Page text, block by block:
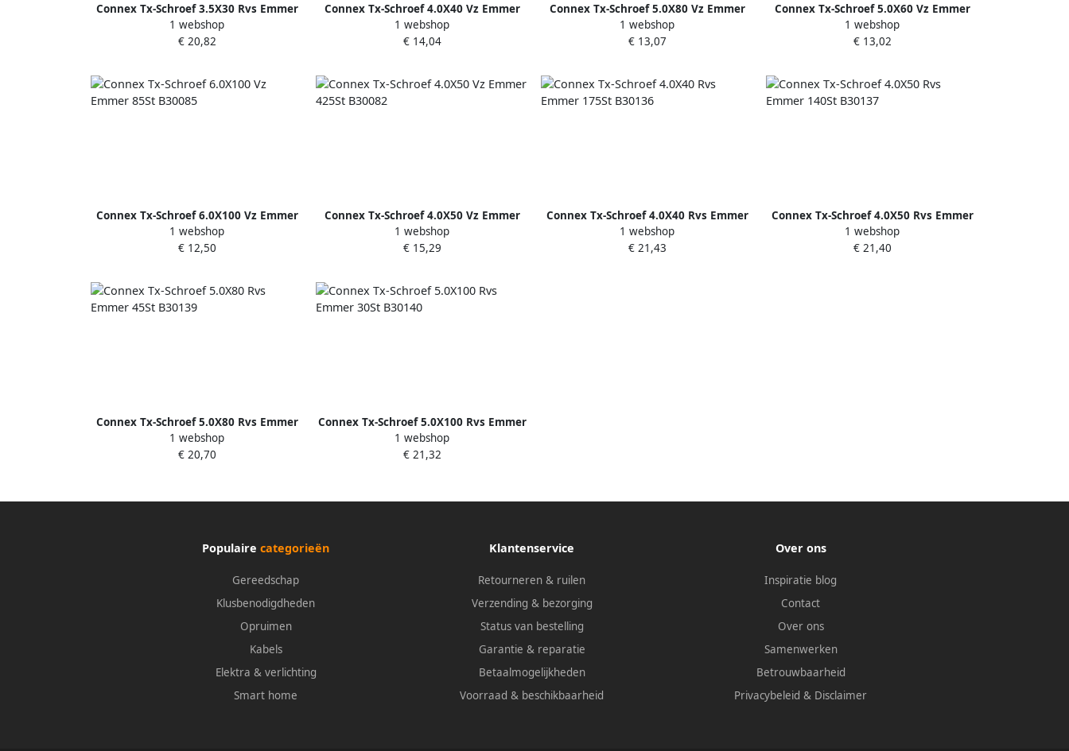
Connex Tx-Schroef 3.5X30 Rvs Emmer
200St B30135
1 webshop
€ 20,82
Connex Tx-Schroef 4.0X40 Vz Emmer
500St B30081
1 webshop
€ 14,04
Connex Tx-Schroef 5.0X80 Vz Emmer
175St B30084
1 webshop
€ 13,07
Connex Tx-Schroef 5.0X60 Vz Emmer
240St B30083
1 webshop
€ 13,02
Connex Tx-Schroef 6.0X100 Vz Emmer
85St B30085
1 webshop
€ 12,50
Connex Tx-Schroef 4.0X50 Vz Emmer
425St B30082
1 webshop
€ 15,29
Connex Tx-Schroef 4.0X40 Rvs Emmer
175St B30136
1 webshop
€ 21,43
Connex Tx-Schroef 4.0X50 Rvs Emmer
140St B30137
1 webshop
€ 21,40
Connex Tx-Schroef 5.0X80 Rvs Emmer
45St B30139
1 webshop
€ 20,70
Connex Tx-Schroef 5.0X100 Rvs Emmer
30St B30140
1 webshop
€ 21,32
Populaire categorieën
Gereedschap
Klusbenodigdheden
Opruimen
Kabels
Elektra & verlichting
Smart home
Klantenservice
Retourneren & ruilen
Verzending & bezorging
Status van bestelling
Garantie & reparatie
Betaalmogelijkheden
Voorraad & beschikbaarheid
Over ons
Inspiratie blog
Contact
Over ons
Samenwerken
Betrouwbaarheid
Privacybeleid & Disclaimer